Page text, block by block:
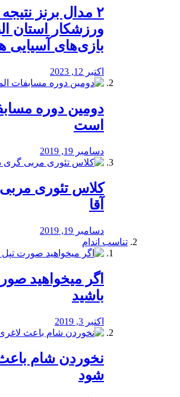
ورزشکار استان
بازی‌های آسیایی
اکتبر 12, 2023
دومین دوره
است
دسامبر 19, 2019
آقا
دسامبر 19, 2019
تناسب اندام
اگر میخواهید
باشید
اکتبر 3, 2019
نخوردن شام
‌شود